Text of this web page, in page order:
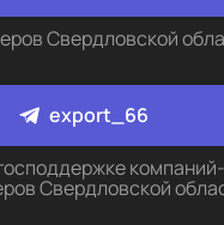
Свердловской
export_66
компаний-
Свердловской